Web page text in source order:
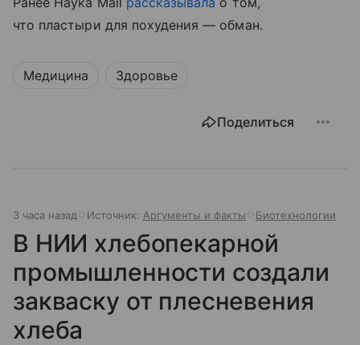
что пластыри для похудения — обман.
Медицина Здоровье
Поделиться
3 часа назад Источник: Аргументы и факты Биотехнологии
В НИИ хлебопекарной
промышленности создали
закваску от плесневения
хлеба